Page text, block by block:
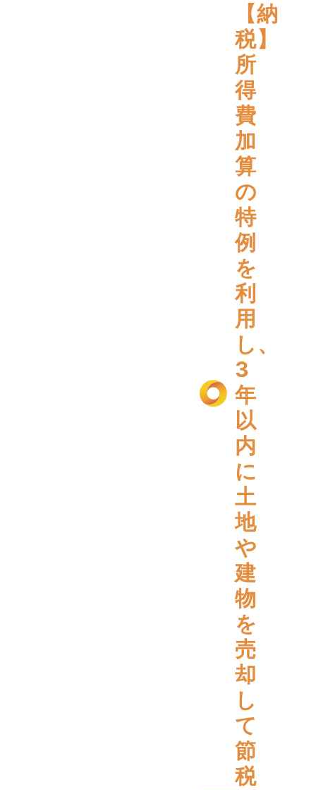
【納
税】
所
得
費
加
算
の
特
例
を
利
用
し、
3
年
以
内
に
土
地
や
建
物
を
売
却
し
て
節
税